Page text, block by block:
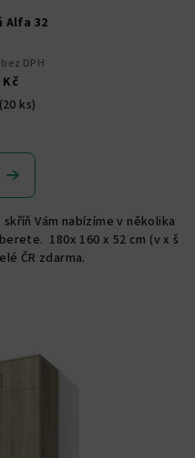
Alfa 32
DPH
Kč
(20 ks)
Vám nabízíme v několika
180x 160 x 52 cm (v x š
ČR zdarma.